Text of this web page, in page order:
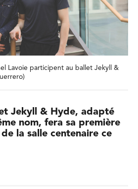
Lavoie participent au ballet Jekyll &
Jekyll & Hyde, adapté
nom, fera sa première
la salle centenaire ce